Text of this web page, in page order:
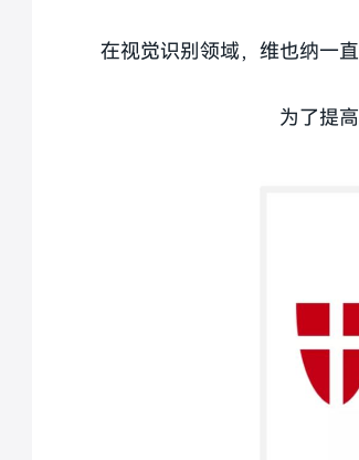
在视觉识别领域，维也纳一
为了提